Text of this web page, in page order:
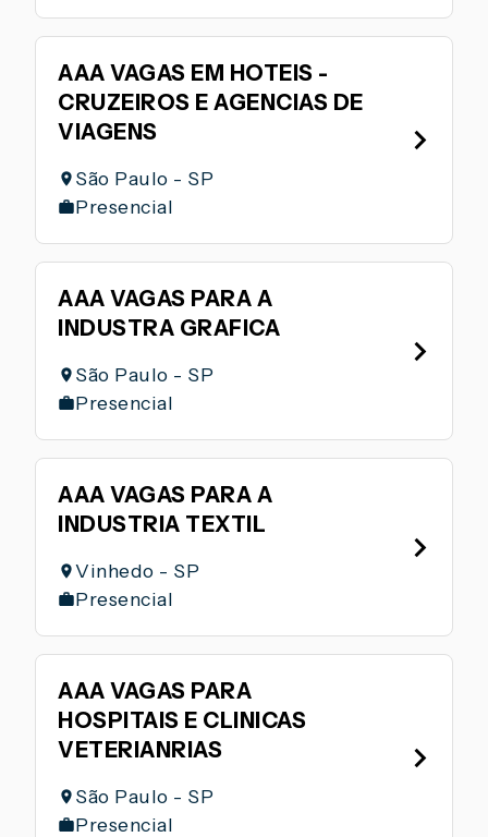
AAA VAGAS EM HOTEIS -
CRUZEIROS E AGENCIAS DE
VIAGENS
São Paulo - SP
Presencial
AAA VAGAS PARA A
INDUSTRA GRAFICA
São Paulo - SP
Presencial
AAA VAGAS PARA A
INDUSTRIA TEXTIL
Vinhedo - SP
Presencial
AAA VAGAS PARA
HOSPITAIS E CLINICAS
VETERIANRIAS
São Paulo - SP
Presencial